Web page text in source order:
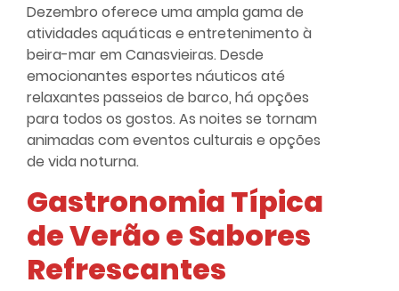
Dezembro oferece uma ampla gama de
atividades aquáticas e entretenimento à
beira-mar em Canasvieiras. Desde
emocionantes esportes náuticos até
relaxantes passeios de barco, há opções
para todos os gostos. As noites se tornam
animadas com eventos culturais e opções
de vida noturna.
Gastronomia Típica
de Verão e Sabores
Refrescantes